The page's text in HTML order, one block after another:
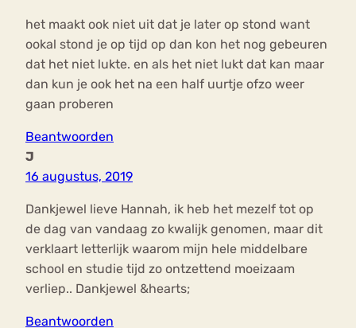
het maakt ook niet uit dat je later op stond want
ookal stond je op tijd op dan kon het nog gebeuren
dat het niet lukte. en als het niet lukt dat kan maar
dan kun je ook het na een half uurtje ofzo weer
gaan proberen
Beantwoorden
J
16 augustus, 2019
Dankjewel lieve Hannah, ik heb het mezelf tot op
de dag van vandaag zo kwalijk genomen, maar dit
verklaart letterlijk waarom mijn hele middelbare
school en studie tijd zo ontzettend moeizaam
verliep.. Dankjewel &hearts;
Beantwoorden